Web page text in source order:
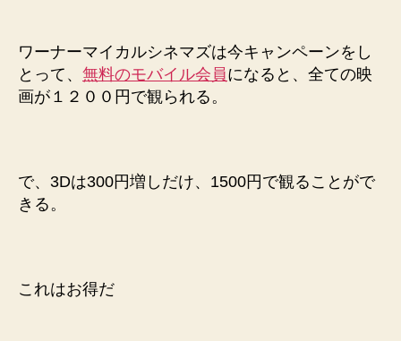
ワーナーマイカルシネマズは今キャンペーンをし
とって、 無料のモバイル会員になると、全ての映
画が１２００円で観られる。
で、3Dは300円増しだけ、1500円で観ることがで
きる。
これはお得だ